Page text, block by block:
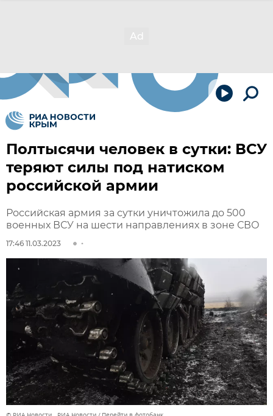
Полтысячи человек в сутки: ВСУ
теряют силы под натиском
российской армии
Российская армия за сутки уничтожила до 500
военных ВСУ на шести направлениях в зоне СВО
17:46 11.03.2023